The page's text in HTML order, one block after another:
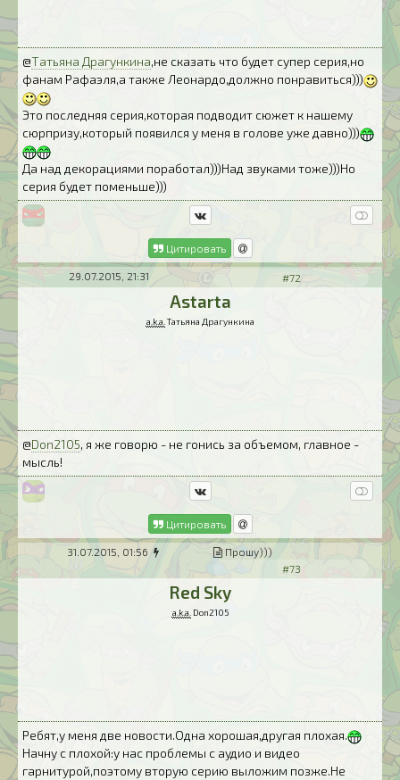
@Татьяна Драгункина,не сказать что будет супер серия,но
фанам Рафаэля,а также Леонардо,должно понравиться)))
Это последняя серия,которая подводит сюжет к нашему
сюрпризу,который появился у меня в голове уже давно)))
Да над декорациями поработал)))Над звуками тоже)))Но
серия будет поменьше)))
Цитировать
29.07.2015, 21:31 #72
Astarta
a.k.a. Татьяна Драгункина
@Don2105, я же говорю - не гонись за объемом, главное -
мысль!
Цитировать
31.07.2015, 01:56
Прошу)))
#73
Red Sky
a.k.a. Don2105
Ребят,у меня две новости.Одна хорошая,другая плохая.
Начну с плохой:у нас проблемы с аудио и видео
гарнитурой,поэтому вторую серию выложим позже.Не